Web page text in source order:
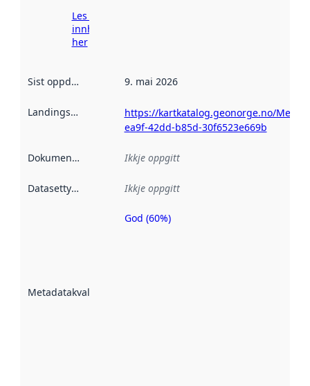
Les meir om
innhenting
her
Sist oppdatert 9. mai 2026
Landingsside
https://kartkatalog.geonorge.no/
ea9f-42dd-b85d-30f6523e669b
Dokumentasjon Ikkje oppgitt
Datasettype Ikkje oppgitt
Metadatakvalitet
Metadatakvalitet
God (60%)